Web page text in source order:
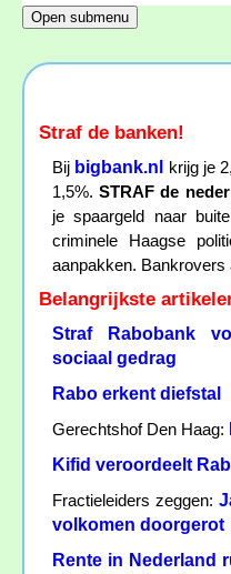
Straf de banken!
Bij bigbank.nl
krijg je
1,5%.STRAF de
je spaargeld naar
criminele Haagse
aanpakken. Bankrovers
Belangrijkste
Straf Rabobank
sociaal gedrag
Rabo erkent diefstal
Gerechtshof Den Haag:
Kifid veroordeelt
Fractieleiders zeggen:
volkomen doorgerot
Rente in Nederland